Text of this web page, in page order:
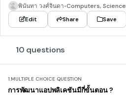
พินันทา วงศ์จินดา•Computers, Science
Edit
Share Save
10 questions
1.MULTIPLE CHOICE QUESTION
การพัฒนาแอปพลิเคชันมีกี่ขั้นตอน ?